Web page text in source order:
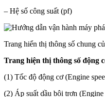
– Hệ số công suất (pf)
Trang hiển thị thông số chung
Trang hiện thị thông số động
(1) Tốc độ động cơ (Engine
(2) Áp suất dầu bôi trơn (Engine